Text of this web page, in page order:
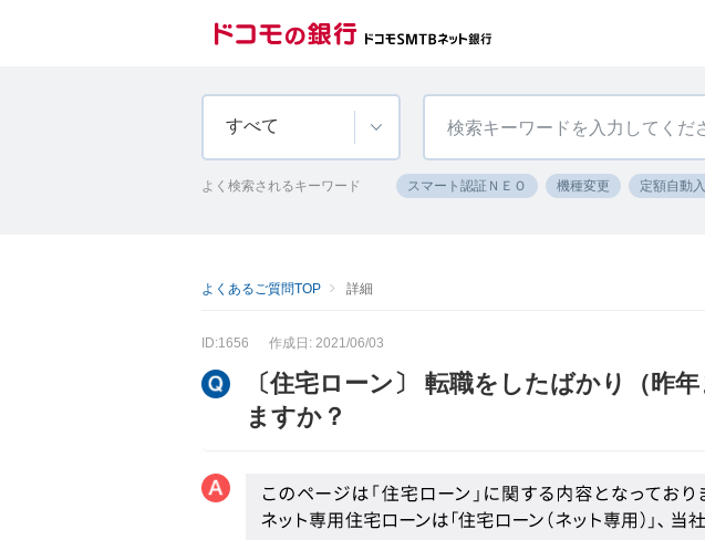
すべて
よく検索されるキーワード スマート認証ＮＥＯ 機種変更 定額自動
よくあるご質問TOP 詳細
ID:1656 作成日: 2021/06/03
〔住宅ローン〕 転職をしたばかり（昨
ますか？